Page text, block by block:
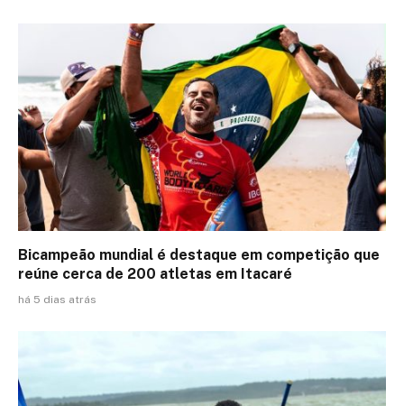
Bicampeão mundial é destaque em competição que
reúne cerca de 200 atletas em Itacaré
há 5 dias atrás